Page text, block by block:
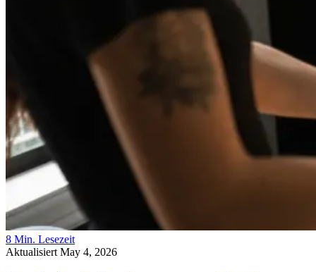
8 Min. Lesezeit
Aktualisiert May 4, 2026